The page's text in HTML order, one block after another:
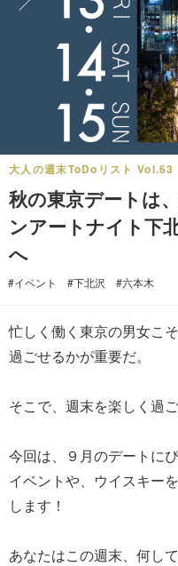
大人の週末ToDoリスト Vol.63
秋の東京デートは
ンアートナイト下
へ
#イベント #下北沢 #六本木
忙しく働く東京の男女こ
過ごせるかが重要だ。
そこで、週末を楽しく過
今回は、９月のデートに
イベントや、ウイスキー
します！
あなたはこの週末、何し